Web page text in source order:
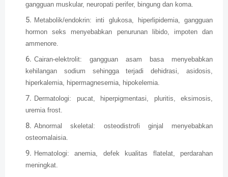
gangguan muskular, neuropati perifer, bingung dan koma.
Metabolik/endokrin: inti glukosa, hiperlipidemia, gangguan
hormon seks menyebabkan penurunan libido, impoten dan
ammenore.
Cairan-elektrolit: gangguan asam basa menyebabkan
kehilangan sodium sehingga terjadi dehidrasi, asidosis,
hiperkalemia, hipermagnesemia, hipokelemia.
Dermatologi: pucat, hiperpigmentasi, pluritis, eksimosis,
uremia frost.
Abnormal skeletal: osteodistrofi ginjal menyebabkan
osteomalaisia.
Hematologi: anemia, defek kualitas flatelat, perdarahan
meningkat.